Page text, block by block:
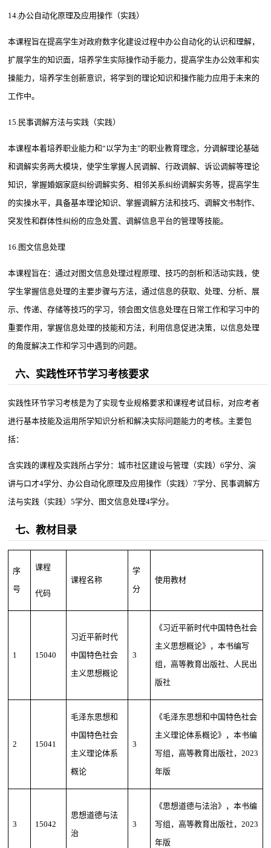
14.办公自动化原理及应用操作（实践）
本课程旨在提高学生对政府数字化建设过程中办公自动化的认识和理解，
扩展学生的知识面，培养学生实际操作动手能力，提高学生办公效率和实
操能力，培养学生创新意识，将学到的理论知识和操作能力应用于未来的
工作中。
15.民事调解方法与实践（实践）
本课程本着培养职业能力和“以学为主”的职业教育理念，分调解理论基础
和调解实务两大模块，使学生掌握人民调解、行政调解、诉讼调解等理论
知识，掌握婚姻家庭纠纷调解实务、相邻关系纠纷调解实务等，提高学生
的实操水平，具备基本理论知识、掌握调解方法和技巧、调解文书制作、
突发性和群体性纠纷的应急处置、调解信息平台的管理等技能。
16.图文信息处理
本课程旨在：通过对图文信息处理过程原理、技巧的剖析和活动实践，使
学生掌握信息处理的主要步骤与方法，通过信息的获取、处理、分析、展
示、传递、存储等技巧的学习，领会图文信息处理在日常工作和学习中的
重要作用，掌握信息处理的技能和方法，利用信息促进决策，以信息处理
的角度解决工作和学习中遇到的问题。
六、实践性环节学习考核要求
实践性环节学习考核是为了实现专业规格要求和课程考试目标，对应考者
进行基本技能及运用所学知识分析和解决实际问题能力的考核。主要包
括：
含实践的课程及实践所占学分：城市社区建设与管理（实践）6学分、演
讲与口才4学分、办公自动化原理及应用操作（实践）7学分、民事调解方
法与实践（实践）5学分、图文信息处理4学分。
七、教材目录
序
号
课程
代码
课程名称
学
分
使用教材
1 15040
习近平新时代
中国特色社会
主义思想概论
3
《习近平新时代中国特色社会
主义思想概论》，本书编写
组，高等教育出版社、人民出
版社
2 15041
毛泽东思想和
中国特色社会
主义理论体系
概论
3
《毛泽东思想和中国特色社会
主义理论体系概论》，本书编
写组，高等教育出版社，2023
年版
3 15042
思想道德与法
治
3
《思想道德与法治》，本书编
写组，高等教育出版社，2023
年版